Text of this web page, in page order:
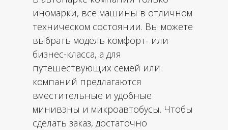
иномарки, все машины в отличном
техническом состоянии. Вы можете
выбрать модель комфорт- или
бизнес-класса, а для
путешествующих семей или
компаний предлагаются
вместительные и удобные
минивэны и микроавтобусы. Чтобы
сделать заказ, достаточно